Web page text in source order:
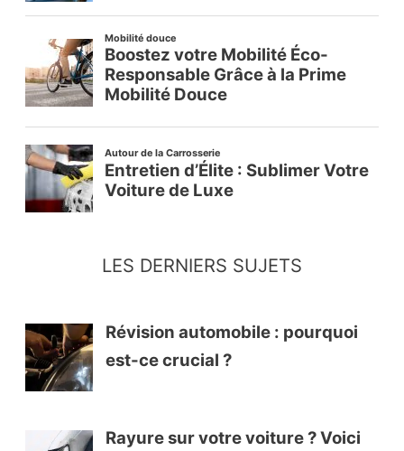
LES DERNIERS SUJETS
Révision automobile : pourquoi
est-ce crucial ?
Rayure sur votre voiture ? Voici